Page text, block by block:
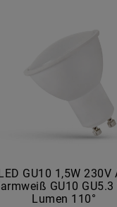
LED GU10 1,5W 230V
GU10 GU5.3
Lumen 110°